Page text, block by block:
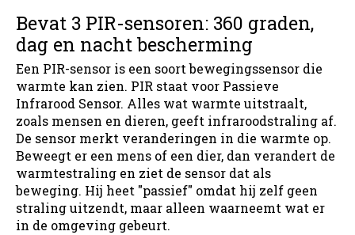
Bevat 3 PIR-sensoren: 360 graden,
dag en nacht bescherming
Een PIR-sensor is een soort bewegingssensor die
warmte kan zien. PIR staat voor Passieve
Infrarood Sensor. Alles wat warmte uitstraalt,
zoals mensen en dieren, geeft infraroodstraling af.
De sensor merkt veranderingen in die warmte op.
Beweegt er een mens of een dier, dan verandert de
warmtestraling en ziet de sensor dat als
beweging. Hij heet "passief" omdat hij zelf geen
straling uitzendt, maar alleen waarneemt wat er
in de omgeving gebeurt.